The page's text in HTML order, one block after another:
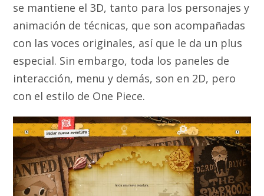
se mantiene el 3D, tanto para los personajes y
animación de técnicas, que son acompañadas
con las voces originales, así que le da un plus
especial. Sin embargo, toda los paneles de
interacción, menu y demás, son en 2D, pero
con el estilo de One Piece.